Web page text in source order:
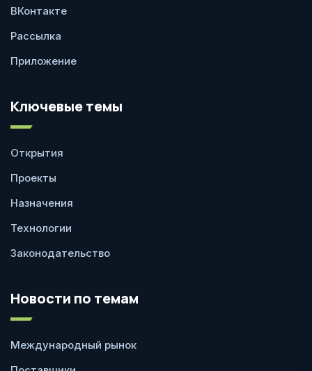
ВКонтакте
Рассылка
Приложение
Ключевые темы
Открытия
Проекты
Назначения
Технологии
Законодательство
Новости по темам
Международный рынок